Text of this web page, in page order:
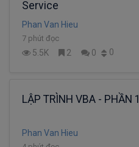
Service
Phan Van Hieu
7 phút đọc
5.5K 2 0 0
LẬP TRÌNH VBA - PHẦN 1
Phan Van Hieu